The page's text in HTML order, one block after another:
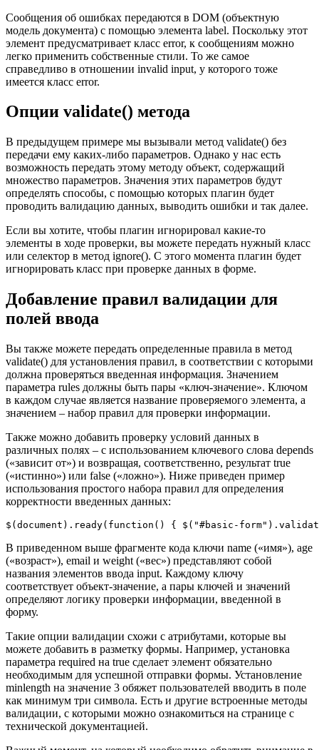
Сообщения об ошибках передаются в DOM (объектную
модель документа) с помощью элемента label. Поскольку этот
элемент предусматривает класс error, к сообщениям можно
легко применить собственные стили. То же самое
справедливо в отношении invalid input, у которого тоже
имеется класс error.
Опции validate() метода
В предыдущем примере мы вызывали метод validate() без
передачи ему каких-либо параметров. Однако у нас есть
возможность передать этому методу объект, содержащий
множество параметров. Значения этих параметров будут
определять способы, с помощью которых плагин будет
проводить валидацию данных, выводить ошибки и так далее.
Если вы хотите, чтобы плагин игнорировал какие-то
элементы в ходе проверки, вы можете передать нужный класс
или селектор в метод ignore(). С этого момента плагин будет
игнорировать класс при проверке данных в форме.
Добавление правил валидации для
полей ввода
Вы также можете передать определенные правила в метод
validate() для установления правил, в соответствии с которыми
должна проверяться введенная информация. Значением
параметра rules должны быть пары «ключ-значение». Ключом
в каждом случае является название проверяемого элемента, а
значением – набор правил для проверки информации.
Также можно добавить проверку условий данных в
различных полях – с использованием ключевого слова depends
(«зависит от») и возвращая, соответственно, результат true
(«истинно») или false («ложно»). Ниже приведен пример
использования простого набора правил для определения
корректности введенных данных:
$(document).ready(function() { $("#basic-
В приведенном выше фрагменте кода ключи name («имя»), age
(«возраст»), email и weight («вес») представляют собой
названия элементов ввода input. Каждому ключу
соответствует объект-значение, а пары ключей и значений
определяют логику проверки информации, введенной в
форму.
Такие опции валидации схожи с атрибутами, которые вы
можете добавить в разметку формы. Например, установка
параметра required на true сделает элемент обязательно
необходимым для успешной отправки формы. Установление
minlength на значение 3 обяжет пользователей вводить в поле
как минимум три символа. Есть и другие встроенные методы
валидации, с которыми можно ознакомиться на странице с
технической документацией.